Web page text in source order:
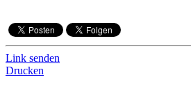
Link senden
Drucken